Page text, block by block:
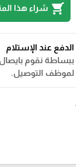
shopping_cart شراء هذا
الدفع عند الإستلام
ببساطة نقوم
لموظف التوصيل.